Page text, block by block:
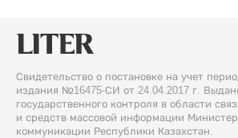
Свидетельство о постановке на учет
издания №16475-СИ от 24.04.2017 г.
государственного контроля в области
и средств массовой информации
коммуникации Республики Казахстан.